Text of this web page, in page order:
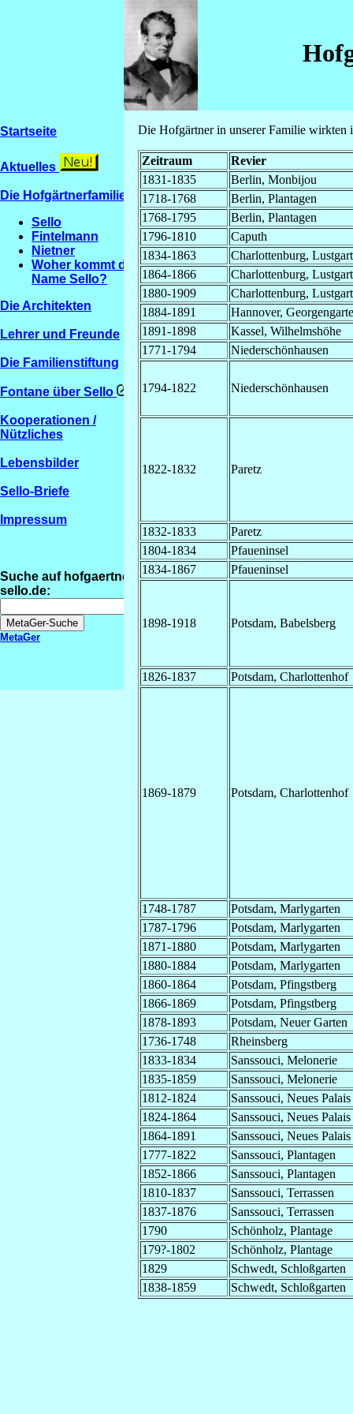
Startseite
Aktuelles
Die Hofgärtnerfamilien
Sello
Fintelmann
Nietner
Woher kommt der
Name Sello?
Die Architekten
Lehrer und Freunde
Die Familienstiftung
Fontane über Sello
Kooperationen /
Nützliches
Lebensbilder
Sello-Briefe
Impressum
Suche auf hofgaertner-
sello.de:
MetaGer
Die Hofgärtner in unserer Familie wirkten
Zeitraum
Revier
1831-1835
Berlin, Monbijou
1718-1768
Berlin, Plantagen
1768-1795
Berlin, Plantagen
1796-1810
Caputh
1834-1863
Charlottenburg,
1864-1866
Charlottenburg,
1880-1909
Charlottenburg,
1884-1891
Hannover,
1891-1898
Kassel, Wilhelmshöhe
1771-1794
Niederschönhausen
1794-1822 Niederschönhausen
1822-1832 Paretz
1832-1833
Paretz
1804-1834
Pfaueninsel
1834-1867
Pfaueninsel
1898-1918 Potsdam, Babelsberg
1826-1837 Potsdam, Charlottenhof
1869-1879 Potsdam, Charlottenhof
1748-1787
Potsdam, Marlygarten
1787-1796
Potsdam, Marlygarten
1871-1880
Potsdam, Marlygarten
1880-1884
Potsdam, Marlygarten
1860-1864
Potsdam, Pfingstberg
1866-1869
Potsdam, Pfingstberg
1878-1893
Potsdam, Neuer Garten
1736-1748
Rheinsberg
1833-1834
Sanssouci, Melonerie
1835-1859
Sanssouci, Melonerie
1812-1824
Sanssouci, Neues Palais
1824-1864
Sanssouci, Neues Palais
1864-1891
Sanssouci, Neues Palais
1777-1822
Sanssouci, Plantagen
1852-1866
Sanssouci, Plantagen
1810-1837
Sanssouci, Terrassen
1837-1876
Sanssouci, Terrassen
1790
Schönholz, Plantage
179?-1802
Schönholz, Plantage
1829
Schwedt, Schloßgarten
1838-1859
Schwedt, Schloßgarten